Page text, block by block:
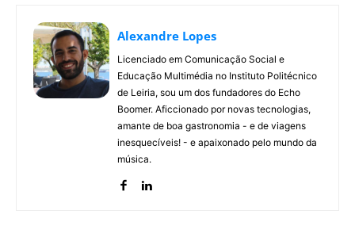
Alexandre Lopes
Licenciado em Comunicação Social e
Educação Multimédia no Instituto Politécnico
de Leiria, sou um dos fundadores do Echo
Boomer. Aficcionado por novas tecnologias,
amante de boa gastronomia - e de viagens
inesquecíveis! - e apaixonado pelo mundo da
música.